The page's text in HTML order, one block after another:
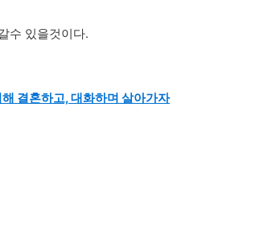
수 있을것이다.
결혼하고, 대화하며 살아가자